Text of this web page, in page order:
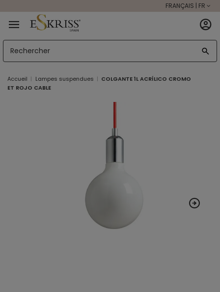
FRANÇAIS | FR
Accueil Lampes suspendues
COLGANTE 1L ACRÍLICO CROMO
ET ROJO CABLE